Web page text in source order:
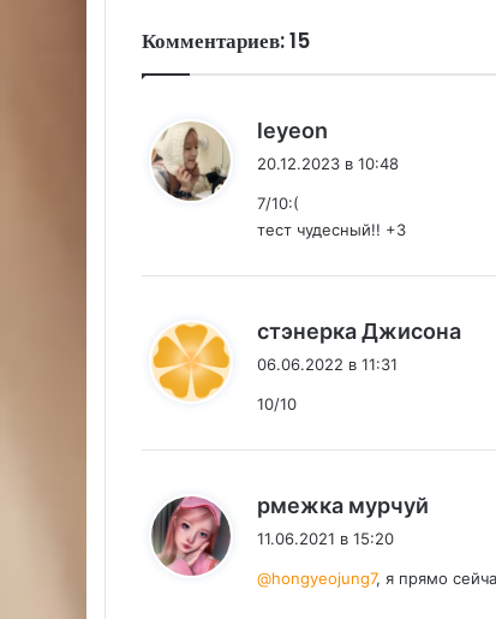
Комментариев: 15
leyeon
20.12.2023 в 10:48
7/10:(
тест чудесный!! +3
стэнерка Джисона
06.06.2022 в 11:31
10/10
рмежка мурчуй
11.06.2021 в 15:20
@hongyeojung7, я прямо